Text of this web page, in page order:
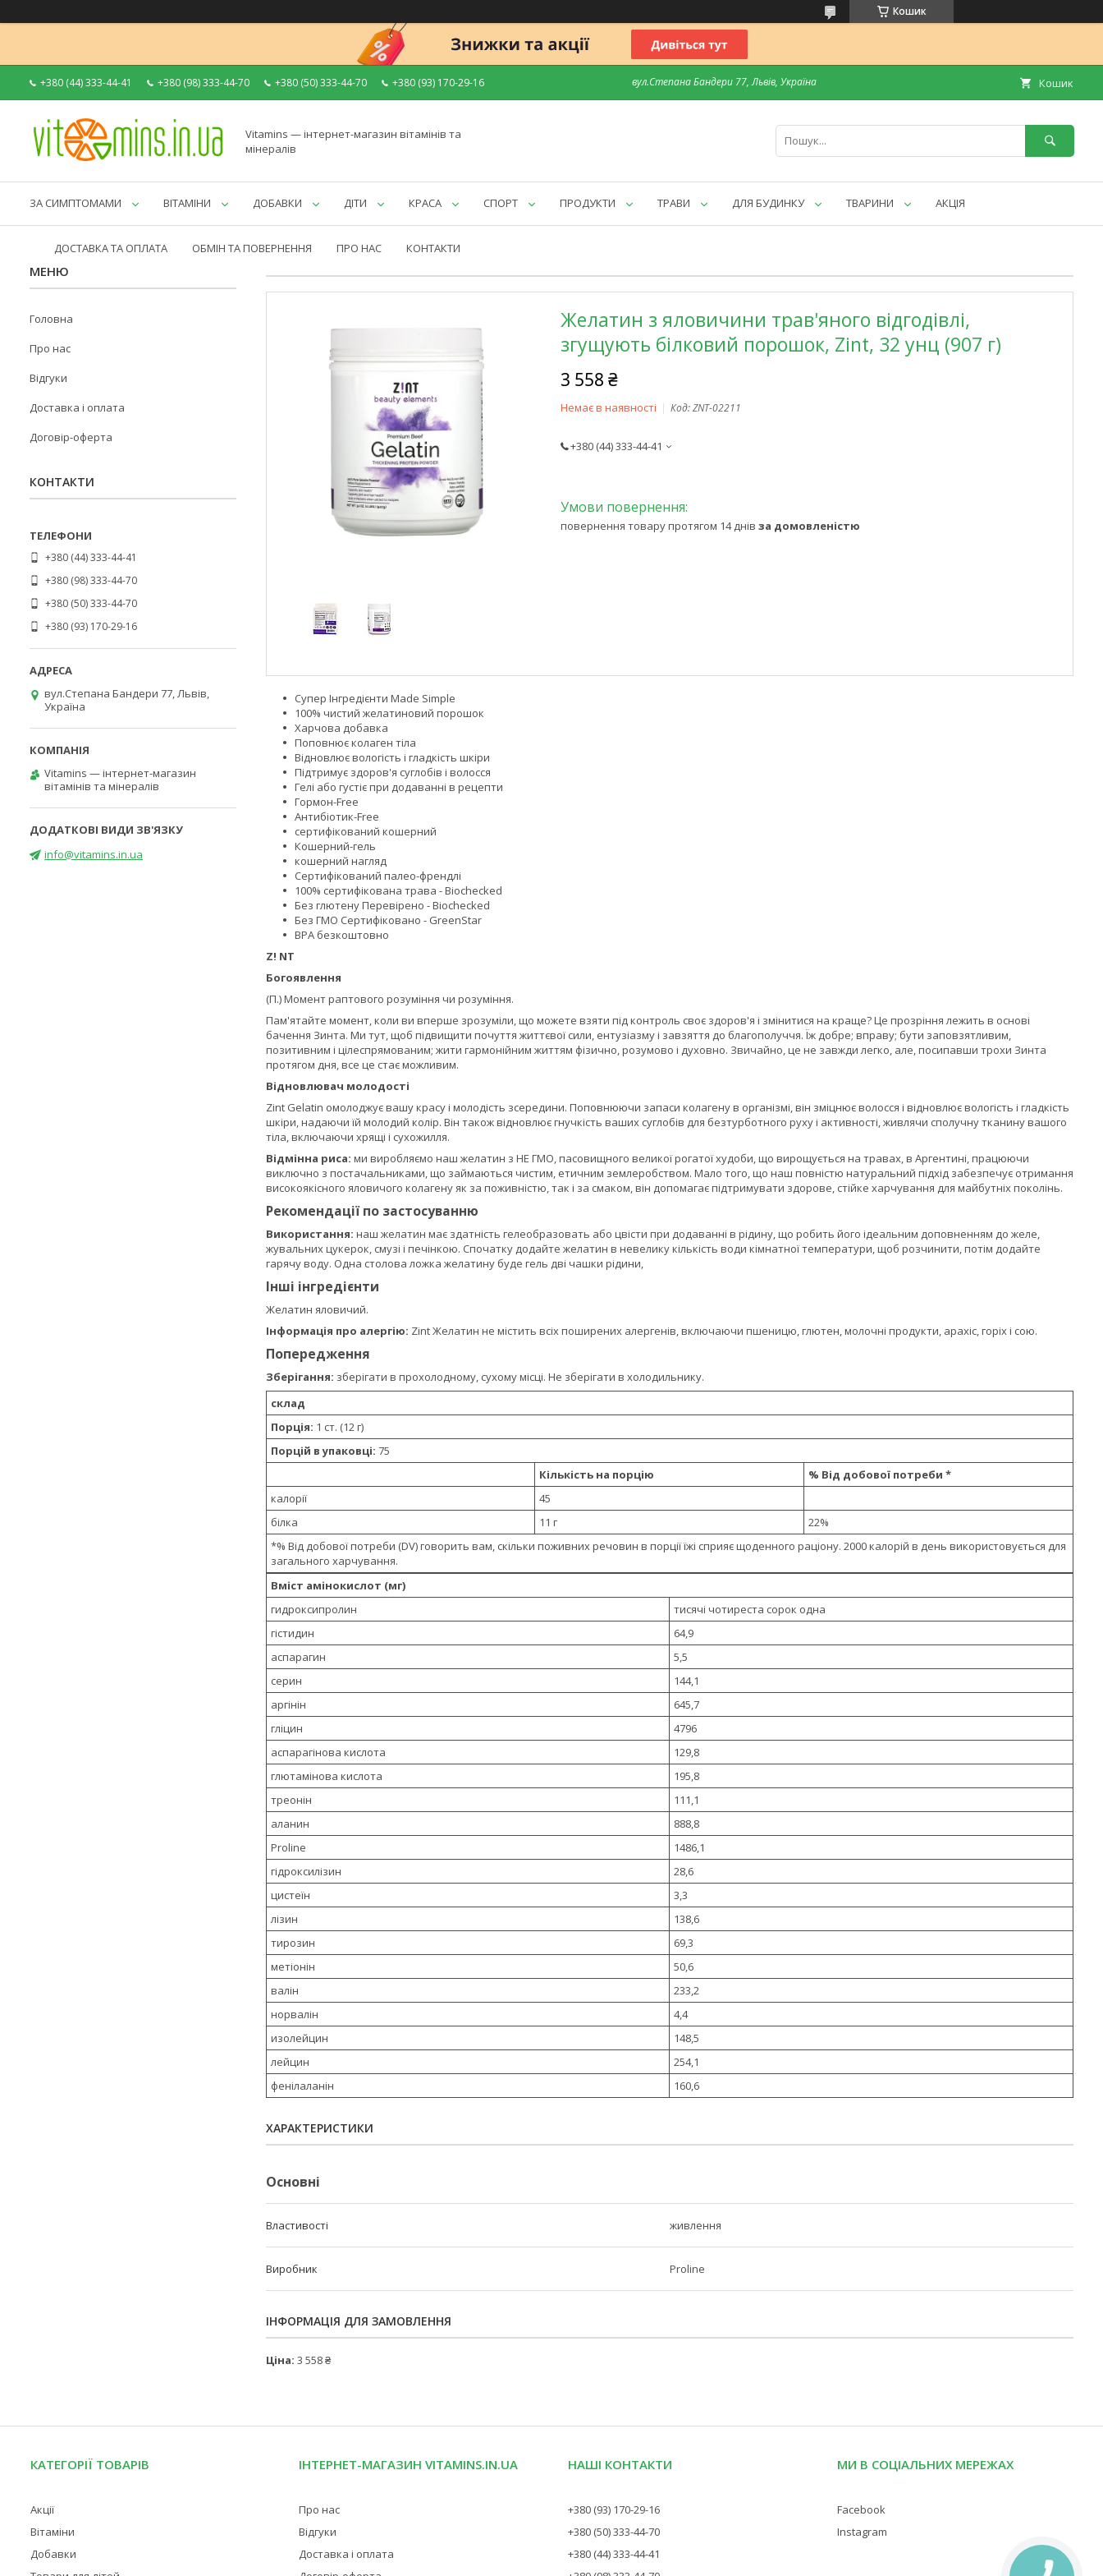
Кошик
+380 (44) 333-44-41 +380 (98) 333-44-70 +380 (50) 333-44-70 +380 (93) 170-29-16 вул.Степана Бандери 77, Львів, Україна Кошик
Vitamins — інтернет-магазин вітамінів та
мінералів
ЗА СИМПТОМАМИ ВІТАМІНИ ДОБАВКИ ДІТИ КРАСА СПОРТ ПРОДУКТИ ТРАВИ ДЛЯ БУДИНКУ ТВАРИНИ АКЦІЯ
ДОСТАВКА ТА ОПЛАТА ОБМІН ТА ПОВЕРНЕННЯ ПРО НАС КОНТАКТИ
Желатин з яловичини трав'яного відгодівлі,
згущують білковий порошок, Zint, 32 унц (907 г)
3 558 ₴
Немає в наявності Код:ZNT-02211
+380 (44) 333-44-41
повернення товару протягом 14 днів за домовленістю
Супер Інгредієнти Made Simple
100% чистий желатиновий порошок
Харчова добавка
Поповнює колаген тіла
Відновлює вологість і гладкість шкіри
Підтримує здоров'я суглобів і волосся
Гелі або густіє при додаванні в рецепти
Гормон-Free
Антибіотик-Free
сертифікований кошерний
Кошерний-гель
кошерний нагляд
Сертифікований палео-френдлі
100% сертифікована трава - Biochecked
Без глютену Перевірено - Biochecked
Без ГМО Сертифіковано - GreenStar
BPA безкоштовно
Z! NT
Богоявлення
(П.) Момент раптового розуміння чи розуміння.
Пам'ятайте момент, коли ви вперше зрозуміли, що можете взяти під контроль своє здоров'я і змінитися на краще? Це прозріння лежить в основі
бачення Зинта. Ми тут, щоб підвищити почуття життєвої сили, ентузіазму і завзяття до благополуччя. Їж добре; вправу; бути заповзятливим,
позитивним і цілеспрямованим; жити гармонійним життям фізично, розумово і духовно. Звичайно, це не завжди легко, але, посипавши трохи Зинта
протягом дня, все це стає можливим.
Відновлювач молодості
Zint Gelatin омолоджує вашу красу і молодість зсередини. Поповнюючи запаси колагену в організмі, він зміцнює волосся і відновлює вологість і гладкість
шкіри, надаючи їй молодий колір. Він також відновлює гнучкість ваших суглобів для безтурботного руху і активності, живлячи сполучну тканину вашого
тіла, включаючи хрящі і сухожилля.
Відмінна риса: ми виробляємо наш желатин з НЕ ГМО, пасовищного великої рогатої худоби, що вирощується на травах, в Аргентині, працюючи
виключно з постачальниками, що займаються чистим, етичним землеробством. Мало того, що наш повністю натуральний підхід забезпечує отримання
високоякісного яловичого колагену як за поживністю, так і за смаком, він допомагає підтримувати здорове, стійке харчування для майбутніх поколінь.
Рекомендації по застосуванню
Використання: наш желатин має здатність гелеобразовать або цвісти при додаванні в рідину, що робить його ідеальним доповненням до желе,
жувальних цукерок, смузі і печінкою. Спочатку додайте желатин в невелику кількість води кімнатної температури, щоб розчинити, потім додайте
гарячу воду. Одна столова ложка желатину буде гель дві чашки рідини,
Інші інгредієнти
Желатин яловичий.
Інформація про алергію: Zint Желатин не містить всіх поширених алергенів, включаючи пшеницю, глютен, молочні продукти, арахіс, горіх і сою.
Попередження
Зберігання: зберігати в прохолодному, сухому місці. Не зберігати в холодильнику.
склад
Порція: 1 ст. (12 г)
Порцій в упаковці: 75
Кількість на порцію
% Від добової потреби *
калорії
45
білка
11 г
22%
*% Від добової потреби (DV) говорить вам, скільки поживних речовин в порції їжі сприяє щоденного раціону. 2000 калорій в день використовується для
загального харчування.
Вміст амінокислот (мг)
гидроксипролин
тисячі чотиреста сорок одна
гістидин
64,9
аспарагин
5,5
серин
144,1
аргінін
645,7
гліцин
4796
аспарагінова кислота
129,8
глютамінова кислота
195,8
треонін
111,1
аланин
888,8
Proline
1486,1
гідроксилізин
28,6
цистеїн
3,3
лізин
138,6
тирозин
69,3
метіонін
50,6
валін
233,2
норвалін
4,4
изолейцин
148,5
лейцин
254,1
фенілаланін
160,6
ХАРАКТЕРИСТИКИ
Основні
Властивості живлення
Виробник Proline
ІНФОРМАЦІЯ ДЛЯ ЗАМОВЛЕННЯ
Ціна: 3 558 ₴
Головна
Про нас
Відгуки
Доставка і оплата
Договір-оферта
КОНТАКТИ
+380 (44) 333-44-41
+380 (98) 333-44-70
+380 (50) 333-44-70
+380 (93) 170-29-16
вул.Степана Бандери 77, Львів,
Україна
Vitamins — інтернет-магазин
вітамінів та мінералів
info@vitamins.in.ua
КАТЕГОРІЇ ТОВАРІВ
Акції
Вітаміни
Добавки
ІНТЕРНЕТ-МАГАЗИН VITAMINS.IN.UA
Про нас
Відгуки
Доставка і оплата
НАШІ КОНТАКТИ
+380 (93) 170-29-16
+380 (50) 333-44-70
+380 (44) 333-44-41
МИ В СОЦІАЛЬНИХ МЕРЕЖАХ
Facebook
Instagram